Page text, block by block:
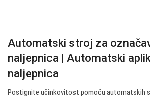
Automatski stroj za
naljepnica | Automatski
naljepnica
Postignite učinkovitost pomoću automatskih